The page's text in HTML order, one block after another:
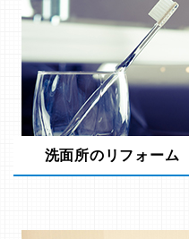
洗面所のリフォーム